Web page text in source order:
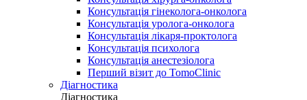
Консультація гінеколога-онколога
Консультація уролога-онколога
Консультація лікаря-проктолога
Консультація психолога
Консультація анестезіолога
Перший візит до TomoClinic
Діагностика
Діагностика